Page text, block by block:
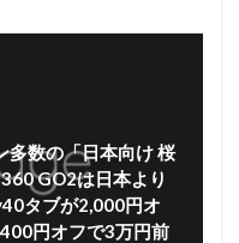
多数の「日本向け 桜
GO2は日本より
タブが2,000円オ
円オフで3万円前